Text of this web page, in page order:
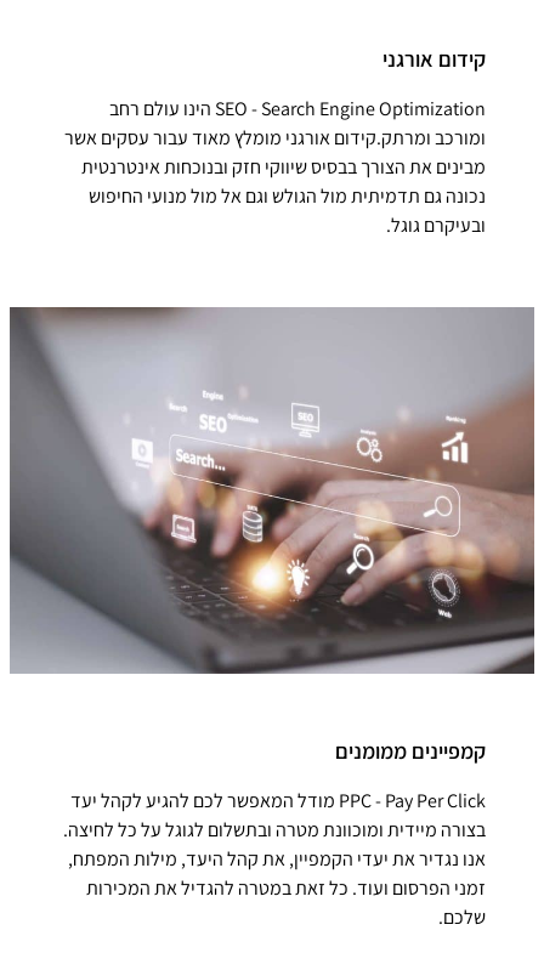
קידום אורגני
SEO - Search Engine Optimization הינו עולם רחב
ומורכב ומרתק.קידום אורגני מומלץ מאוד עבור עסקים אשר
מבינים את הצורך בבסיס שיווקי חזק ובנוכחות אינטרנטית
נכונה גם תדמיתית מול הגולש וגם אל מול מנועי החיפוש
ובעיקרם גוגל.
קמפיינים ממומנים
PPC - Pay Per Click מודל המאפשר לכם להגיע לקהל יעד
בצורה מיידית ומוכוונת מטרה ובתשלום לגוגל על כל לחיצה.
אנו נגדיר את יעדי הקמפיין, את קהל היעד, מילות המפתח,
זמני הפרסום ועוד. כל זאת במטרה להגדיל את המכירות
שלכם.